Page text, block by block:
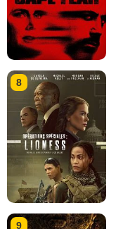
8
9